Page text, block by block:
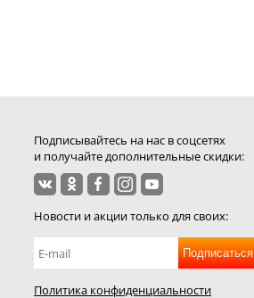
Подписывайтесь на нас в соцсетях
и получайте дополнительные скидки:
Новости и акции только для своих:
Подписаться
Политика конфиденциальности